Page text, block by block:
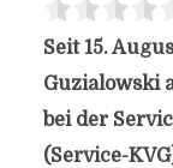
Seit 15.
Guzialowski
bei der
(Service-